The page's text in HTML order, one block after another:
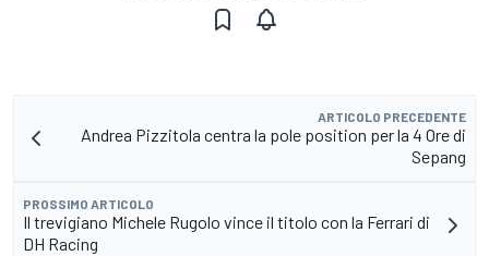
ARTICOLO PRECEDENTE
Andrea Pizzitola centra la pole position per la 4 Ore di
Sepang
PROSSIMO ARTICOLO
Il trevigiano Michele Rugolo vince il titolo con la Ferrari di
DH Racing